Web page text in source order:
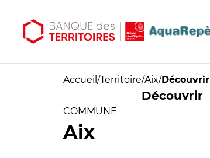
Accueil /Territoire/Aix/Découvrir
Découvrir
COMMUNE
Aix